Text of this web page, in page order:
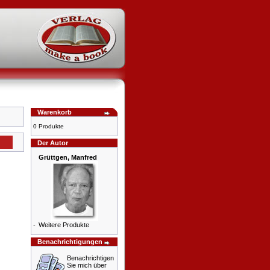
Warenkorb
0 Produkte
Der Autor
Grüttgen, Manfred
- Weitere Produkte
Benachrichtigungen
Benachrichtigen
Sie mich über